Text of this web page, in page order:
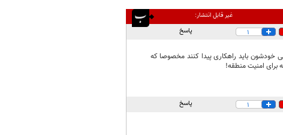
غیر قابل انتشار:
1 پاسخ
بايد راهكارى پيدا كنند مخصوصا كه
براى امنيت منطقه!
1 پاسخ